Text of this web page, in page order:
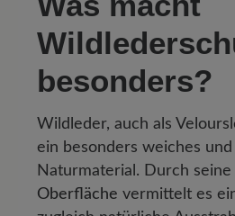
besonders?
Wildleder, auch als
ein besonders weiches
Naturmaterial. Durch seine
Oberfläche vermittelt es